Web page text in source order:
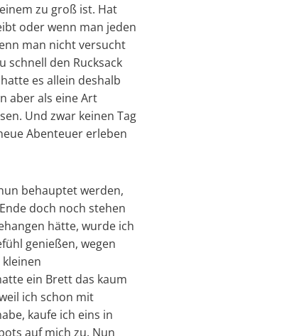
zu groß ist. Hat
oder wenn man jeden
man nicht versucht
schnell den Rucksack
es allein deshalb
aber als eine Art
Und zwar keinen Tag
Abenteuer erleben
behauptet werden,
doch noch stehen
hätte, wurde ich
genießen, wegen
ein Brett das kaum
ich schon mit
kaufe ich eins in
auf mich zu. Nun